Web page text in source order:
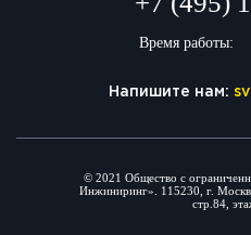
Время работы:
Напишите нам:
© 2021 Общество с
Инжиниринг». 115230, г.
стр.84,